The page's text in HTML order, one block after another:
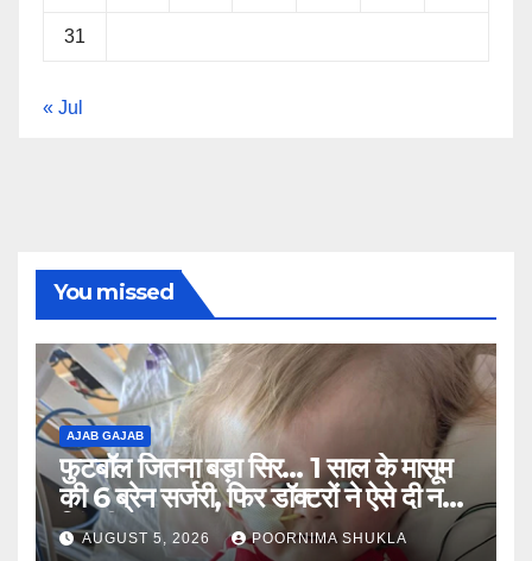
31
« Jul
You missed
AJAB GAJAB
फुटबॉल जितना बड़ा सिर… 1 साल के मासूम
की 6 ब्रेन सर्जरी, फिर डॉक्टरों ने ऐसे दी नई
जिंदगी…
AUGUST 5, 2026 POORNIMA SHUKLA